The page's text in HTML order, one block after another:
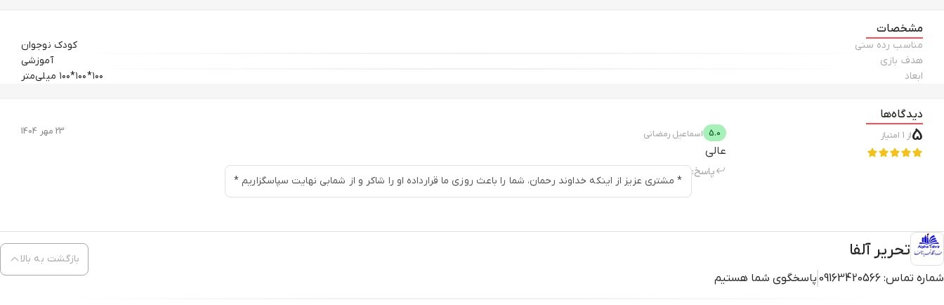
مشخصات
مناسب رده سنی
کودک نوجوان
هدف بازی
آموزشی
ابعاد
۱۰۰*۱۰۰*۱۰۰ میلی‌متر
دیدگاه‌ها
5از 1 امتیاز 5.0 اسماعیل رمضانی 23 مهر 1404
عالی
پاسخ:
* مشتری عزیز از اینکه خداوند رحمان، شما را باعث روزی ما قرارداده او را شاکر و از شمابی نهایت سپاسگزاریم *
تحریر آلفا
شماره تماس: 09163420566 پاسخگوی شما هستیم
بازگشت به بالا